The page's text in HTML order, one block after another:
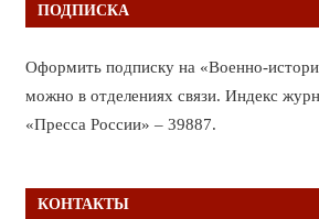
ПОДПИСКА
Оформить подписку на «Военно-
можно в отделениях связи. Индекс
«Пресса России» – 39887.
КОНТАКТЫ